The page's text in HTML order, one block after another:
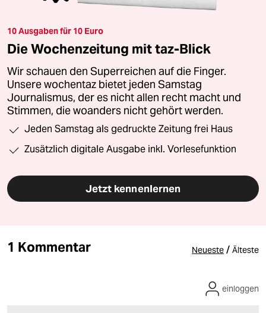
10 Ausgaben für 10 Euro
Die Wochenzeitung mit taz-Blick
Wir schauen den Superreichen auf die Finger.
Unsere wochentaz bietet jeden Samstag
Journalismus, der es nicht allen recht macht und
Stimmen, die woanders nicht gehört werden.
Jeden Samstag als gedruckte Zeitung frei Haus
Zusätzlich digitale Ausgabe inkl. Vorlesefunktion
Jetzt kennenlernen
1 Kommentar Neueste / Älteste
einloggen